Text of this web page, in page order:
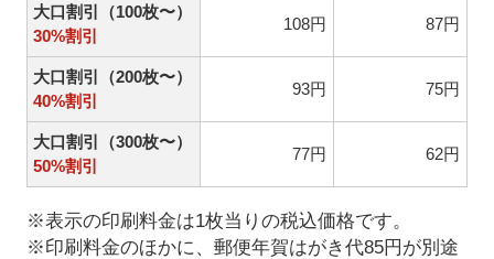
大口割引（100枚〜）
30%割引
108円 87円
大口割引（200枚〜）
40%割引
93円 75円
大口割引（300枚〜）
50%割引
77円 62円
※表示の印刷料金は1枚当りの税込価格です。
※印刷料金のほかに、郵便年賀はがき代85円が別途